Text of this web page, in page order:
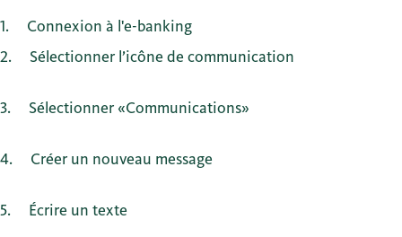
1
Connexion à l'e-banking
2
Sélectionner l’icône de communication
3 Sélectionner «Communications»
4 Créer un nouveau message
5 Écrire un texte